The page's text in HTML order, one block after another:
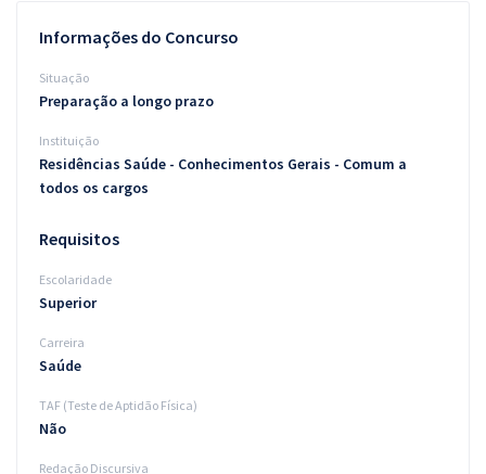
Mentorias
Blog
Atendimento
Informações do Concurso
Situação
Preparação a longo prazo
Instituição
Residências Saúde - Conhecimentos Gerais - Comum a
todos os cargos
Requisitos
Escolaridade
Superior
Carreira
Saúde
TAF (Teste de Aptidão Física)
Não
Redação Discursiva